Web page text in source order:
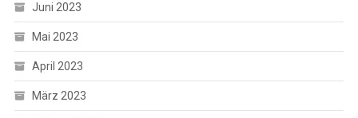
Juni 2023
Mai 2023
April 2023
März 2023